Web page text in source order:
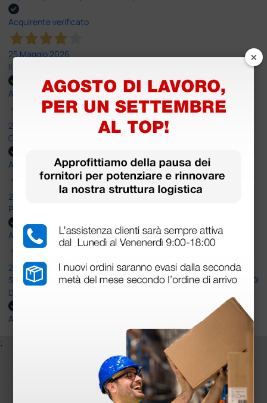
Acquirente verificato
25 Maggio 2026
Il servizio e’ risultato buono, anche i tempi di consegna
Acquirente verificato
25 Maggio 2026
OTTIMO SITO E OTTIMO SERVIZIO
Acquirente verificato
25 Maggio 2026
Positiva esperienza di acquisto
Acquirente verificato
24 Maggio 2026
SONO UN CLIENTE SODDISFATTO E CHE APPREZZA LA SERIETA' DI
DOCTOR SHOP
Acquirente verificato
;
Iscriviti alla newsletter e ottieni il buono
sconto di benvenuto
×